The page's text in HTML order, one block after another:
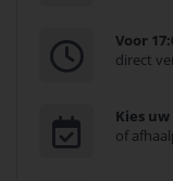
Voor
direct
Kies
of